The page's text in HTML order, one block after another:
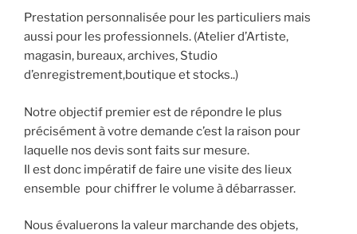
Prestation personnalisée pour les particuliers mais
aussi pour les professionnels. (Atelier d’Artiste,
magasin, bureaux, archives, Studio
d’enregistrement,boutique et stocks..)
Notre objectif premier est de répondre le plus
précisément à votre demande c’est la raison pour
laquelle nos devis sont faits sur mesure.
Il est donc impératif de faire une visite des lieux
ensemble pour chiffrer le volume à débarrasser.
Nous évaluerons la valeur marchande des objets,